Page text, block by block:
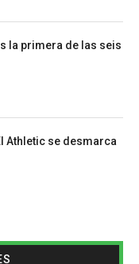
la primera de las seis
Athletic se desmarca